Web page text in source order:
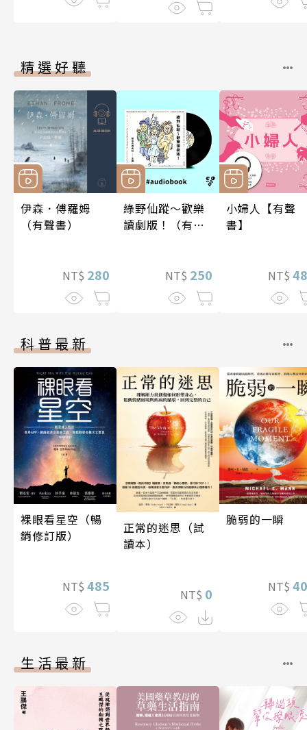
精選好聽
伊森．傅羅姆
（有聲書）
NT$ 280
綠野仙蹤～歡樂
讀劇版！（有聲
NT$ 250
小婦人【有聲
書】
NT$
科普最新
裸眼看星空（暢
銷修訂版）
NT$ 485
正常的迷思（試
讀本）
NT$ 0
脆弱的一瞬
NT$
生活最新